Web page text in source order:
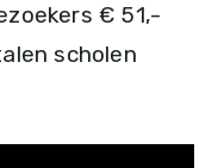
€ 51,-
scholen